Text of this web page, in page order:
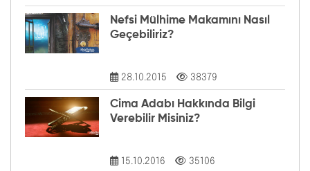
Nefsi Mülhime Makamını Nasıl
Geçebiliriz?
28.10.2015 38379
Cima Adabı Hakkında Bilgi
Verebilir Misiniz?
15.10.2016 35106